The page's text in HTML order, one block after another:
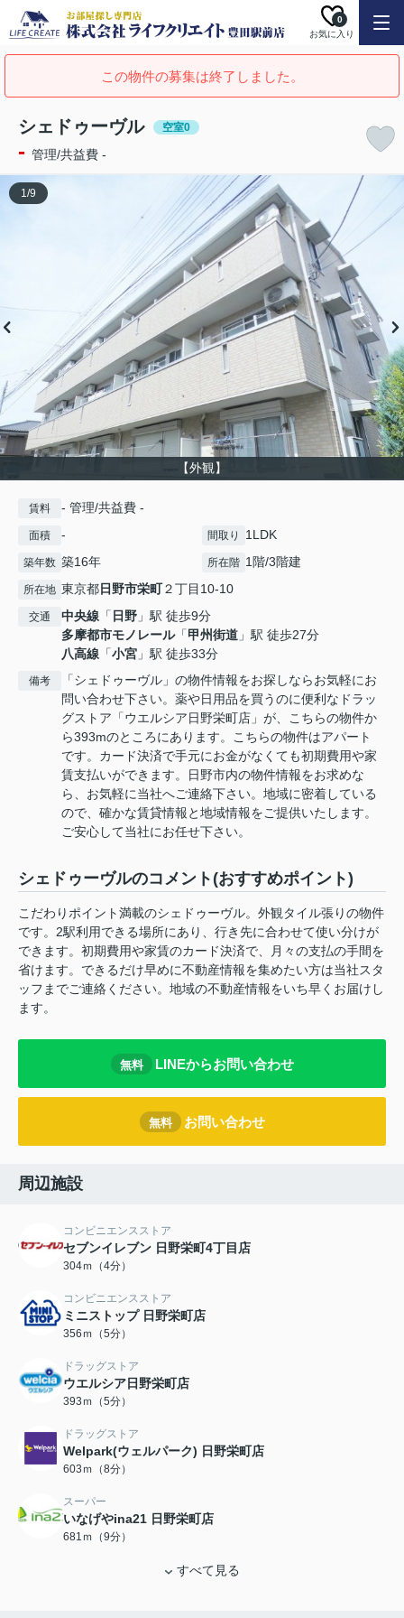
お気に入り
0
この物件の募集は終了しました。
シェドゥーヴル 空室0
- 管理/共益費 -
【外観】
1/9
賃料 - 管理/共益費 -
面積 - 間取り 1LDK
築年数 築16年 所在階 1階/3階建
所在地 東京都日野市栄町２丁目10-10
交通 中央線 「 日野 」駅 徒歩9分
多摩都市モノレール「甲州街道 」駅 徒歩27分
八高線 「小宮 」駅 徒歩33分
備考
「シェドゥーヴル」の物件情報をお探しならお気軽にお
問い合わせ下さい。薬や日用品を買うのに便利なドラッ
グストア「ウエルシア日野栄町店」が、こちらの物件か
ら393mのところにあります。こちらの物件はアパート
です。カード決済で手元にお金がなくても初期費用や家
賃支払いができます。日野市内の物件情報をお求めな
ら、お気軽に当社へご連絡下さい。地域に密着している
ので、確かな賃貸情報と地域情報をご提供いたします。
ご安心して当社にお任せ下さい。
シェドゥーヴルのコメント(おすすめポイント)
こだわりポイント満載のシェドゥーヴル。外観タイル張りの物件
です。2駅利用できる場所にあり、行き先に合わせて使い分けが
できます。初期費用や家賃のカード決済で、月々の支払の手間を
省けます。できるだけ早めに不動産情報を集めたい方は当社スタ
ッフまでご連絡ください。地域の不動産情報をいち早くお届けし
ます。
無料 LINEからお問い合わせ
無料 お問い合わせ
周辺施設
コンビニエンスストア
セブンイレブン 日野栄町4丁目店
304ｍ（4分）
コンビニエンスストア
ミニストップ 日野栄町店
356ｍ（5分）
ドラッグストア
ウエルシア日野栄町店
393ｍ（5分）
ドラッグストア
Welpark(ウェルパーク) 日野栄町店
603ｍ（8分）
スーパー
いなげやina21 日野栄町店
681ｍ（9分）
すべて見る